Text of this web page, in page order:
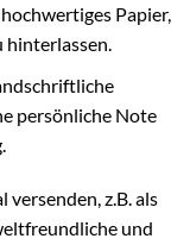
Papier,
hinterlassen.
persönliche Note
z.B. als
und